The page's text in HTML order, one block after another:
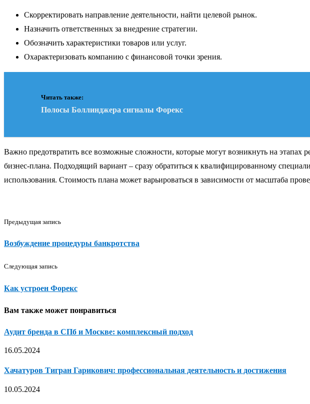
Скорректировать направление деятельности, найти целевой рынок.
Назначить ответственных за внедрение стратегии.
Обозначить характеристики товаров или услуг.
Охарактеризовать компанию с финансовой точки зрения.
Читать также:
Полосы Боллинджера сигналы Форекс
Важно предотвратить все возможные сложности, которые могут возникнуть на
бизнес-плана. Подходящий вариант – сразу обратиться к квалифицированному
использования. Стоимость плана может варьироваться в зависимости от масштаба
Предыдущая запись
Возбуждение процедуры банкротства
Следующая запись
Как устроен Форекс
Вам также может понравиться
Аудит бренда в СПб и Москве: комплексный подход
16.05.2024
Хачатуров Тигран Гарикович: профессиональная деятельность и достижения
10.05.2024